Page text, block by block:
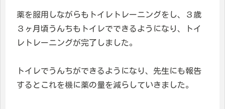
薬を服用しながらもトイレトレーニングをし、３歳
３ヶ月頃うんちもトイレでできるようになり、トイ
レトレーニングが完了しました。
トイレでうんちができるようになり、先生にも報告
するとこれを機に薬の量を減らしていきました。